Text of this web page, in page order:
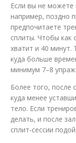
Если вы не
например, поздно
предпочитаете
сплиты. Чтобы как
хватит и 40 минут.
куда больше
минимум 7–8
Более того, после
куда менее
тело. Если
делать, и после
сплит‑сессии